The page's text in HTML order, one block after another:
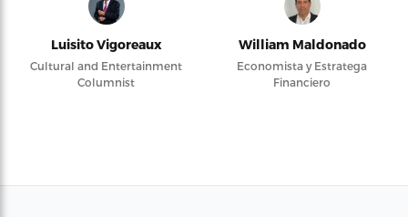
Luisito Vigoreaux
Cultural and Entertainment
Columnist
William Maldonado
Economista y Estratega
Financiero